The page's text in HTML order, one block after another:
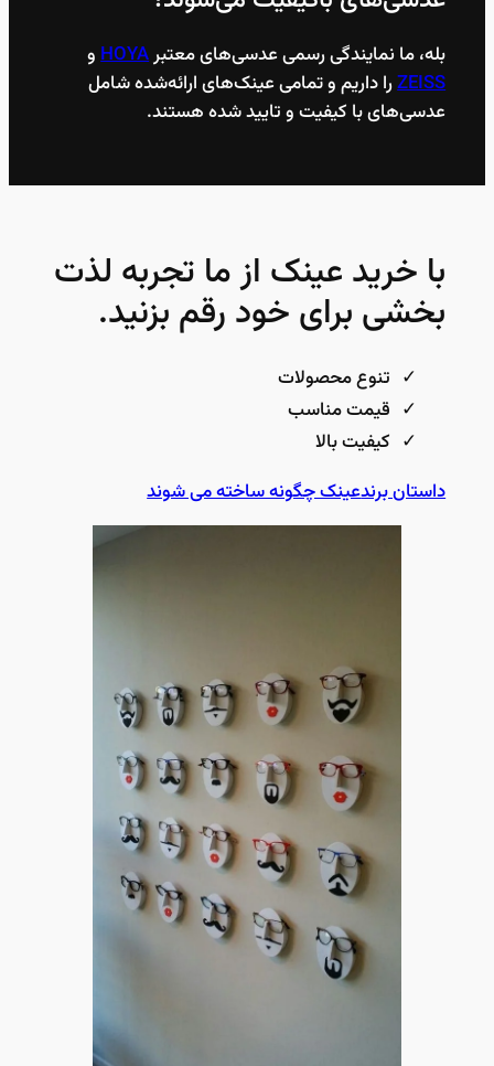
بله، ما نمایندگی رسمی عدسی‌های معتبرHOYAو
ZEISSرا داریم و تمامی عینک‌های ارائه‌شده شامل
عدسی‌های با کیفیت و تایید شده هستند.
با خرید عینک از ما تجربه لذت
بخشی برای خود رقم بزنید.
تنوع محصولات
قیمت مناسب
کیفیت بالا
داستان برندعینک چگونه ساخته می شوند